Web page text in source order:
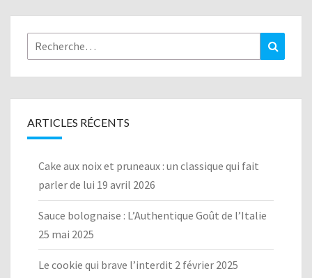
Rechercher :
ARTICLES RÉCENTS
Cake aux noix et pruneaux : un classique qui fait
parler de lui 19 avril 2026
Sauce bolognaise : L’Authentique Goût de l’Italie
25 mai 2025
Le cookie qui brave l’interdit 2 février 2025